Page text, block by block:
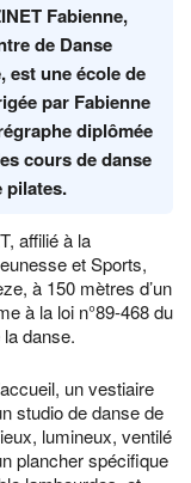
Fabienne,
de Danse
est une école de
par Fabienne
diplômée
cours de danse
pilates.
affilié à la
et Sports,
à 150 mètres d’un
à la loi n°89-468 du
danse.
un vestiaire
studio de danse de
lumineux, ventilé
plancher spécifique